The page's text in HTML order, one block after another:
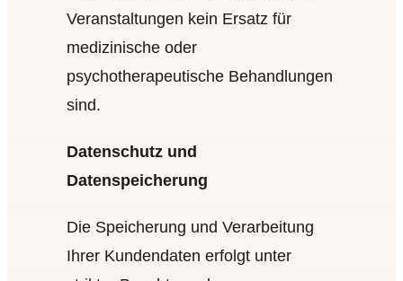
Veranstaltungen kein Ersatz für
medizinische oder
psychotherapeutische Behandlungen
sind.
Datenschutz und
Datenspeicherung
Die Speicherung und Verarbeitung
Ihrer Kundendaten erfolgt unter